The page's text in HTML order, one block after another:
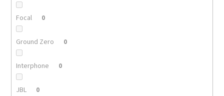
Focal 0
Ground Zero 0
Interphone 0
JBL 0